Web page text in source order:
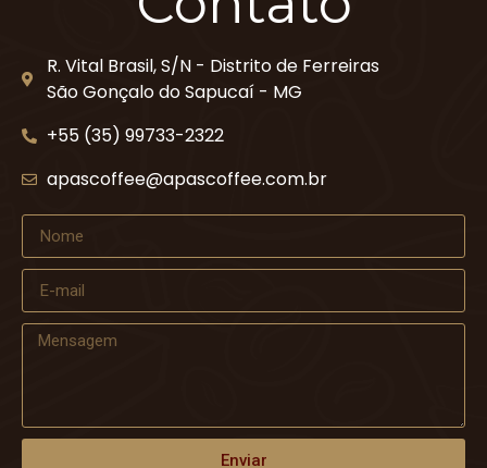
R. Vital Brasil, S/N - Distrito de Ferreiras
São Gonçalo do Sapucaí - MG
+55 (35) 99733-2322
apascoffee@apascoffee.com.br
Enviar